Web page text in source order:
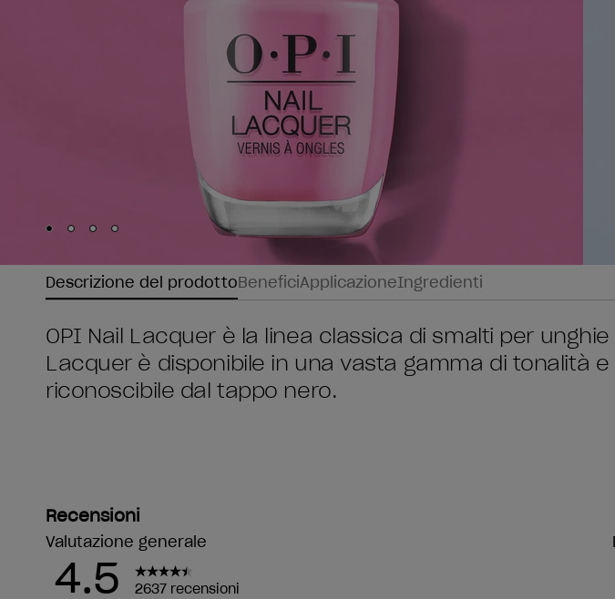
Skip to slide
Skip to slide
Skip to slide
Skip to slide 4
Descrizione del prodottoBeneficiApplicazioneIngredienti
OPI Nail Lacquer è la linea classica di smalti per unghie
Lacquer è disponibile in una vasta gamma di tonalità
riconoscibile dal tappo nero.